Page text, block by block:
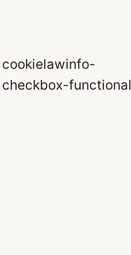
cookielawinfo-
checkbox-functional